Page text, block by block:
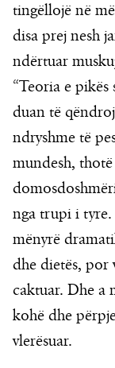
tingëllojë në
disa prej nesh
ndërtuar
“Teoria e
duan të
ndryshme të
mundesh,
nga trupi i
mënyrë
dhe dietës, por
caktuar. Dhe a
kohë dhe
vlerësuar.